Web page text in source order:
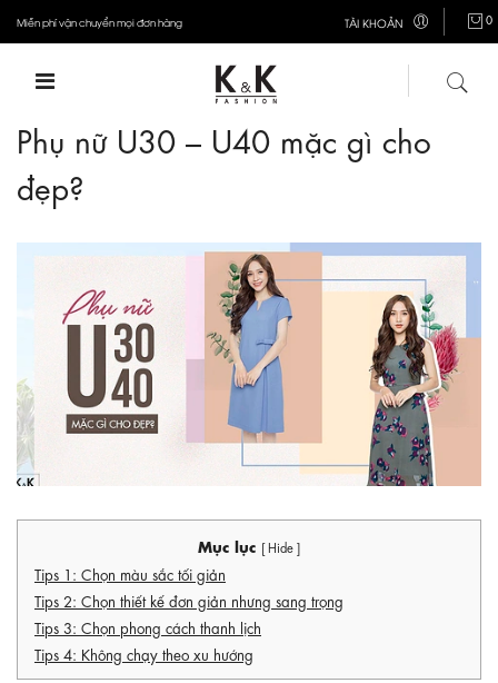
Miễn phí vận chuyển mọi đơn hàng TÀI KHOẢN 0
Phụ nữ U30 – U40 mặc gì cho
đẹp?
Mục lục [ Hide ]
Tips 1: Chọn màu sắc tối giản
Tips 2: Chọn thiết kế đơn giản nhưng sang trọng
Tips 3: Chọn phong cách thanh lịch
Tips 4: Không chạy theo xu hướng